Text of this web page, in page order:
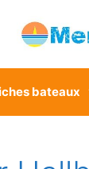
bateaux